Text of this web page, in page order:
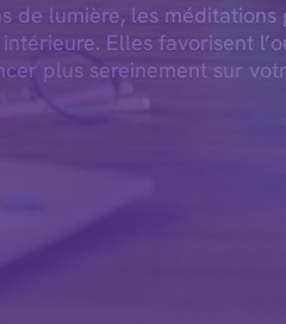
de lumière, les
Elles favorisent
plus sereinement sur